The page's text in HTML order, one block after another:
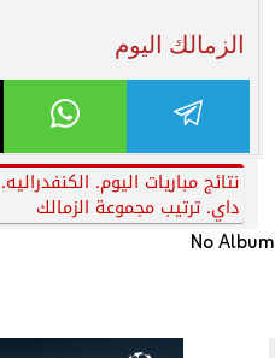
الزمالك اليوم
نتائج مباريات اليوم.
داي. ترتيب مجموعة الزمالك
No Album